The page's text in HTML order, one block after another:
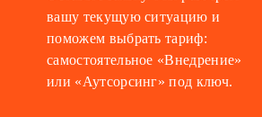
вашу текущую ситуацию и
поможем выбрать тариф:
самостоятельное «Внедрение»
или «Аутсорсинг» под ключ.